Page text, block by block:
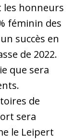
les honneurs
féminin des
succès en
de 2022.
que sera
de
sera
le Leipert